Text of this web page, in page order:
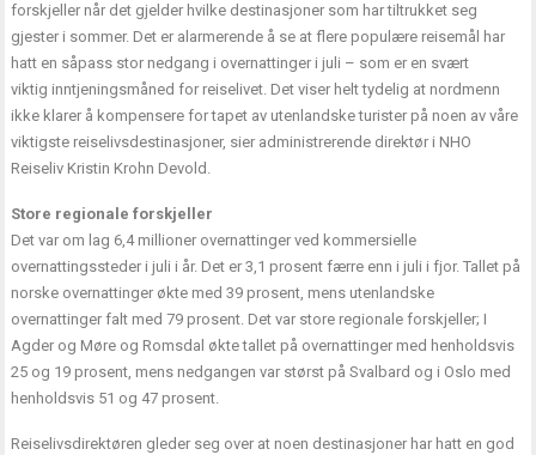
forskjeller når det gjelder hvilke destinasjoner som har tiltrukket seg
gjester i sommer. Det er alarmerende å se at flere populære reisemål har
hatt en såpass stor nedgang i overnattinger i juli – som er en svært
viktig inntjeningsmåned for reiselivet. Det viser helt tydelig at nordmenn
ikke klarer å kompensere for tapet av utenlandske turister på noen av våre
viktigste reiselivsdestinasjoner, sier administrerende direktør i NHO
Reiseliv Kristin Krohn Devold.
Store regionale forskjeller
Det var om lag 6,4 millioner overnattinger ved kommersielle
overnattingssteder i juli i år. Det er 3,1 prosent færre enn i juli i fjor. Tallet på
norske overnattinger økte med 39 prosent, mens utenlandske
overnattinger falt med 79 prosent. Det var store regionale forskjeller; I
Agder og Møre og Romsdal økte tallet på overnattinger med henholdsvis
25 og 19 prosent, mens nedgangen var størst på Svalbard og i Oslo med
henholdsvis 51 og 47 prosent.
Reiselivsdirektøren gleder seg over at noen destinasjoner har hatt en god